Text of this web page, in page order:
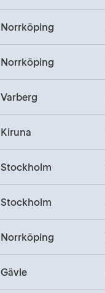
Norrköping
Norrköping
Varberg
Kiruna
Stockholm
Stockholm
Norrköping
Gävle